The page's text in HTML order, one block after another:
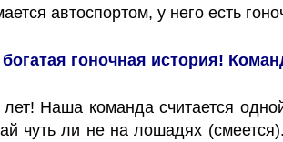
автоспортом, у него есть
гоночная история!
Наша команда считается
чуть ли не на лошадях